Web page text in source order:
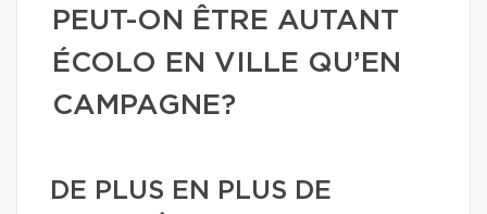
PEUT-ON ÊTRE AUTANT
ÉCOLO EN VILLE QU’EN
CAMPAGNE?
DE PLUS EN PLUS DE